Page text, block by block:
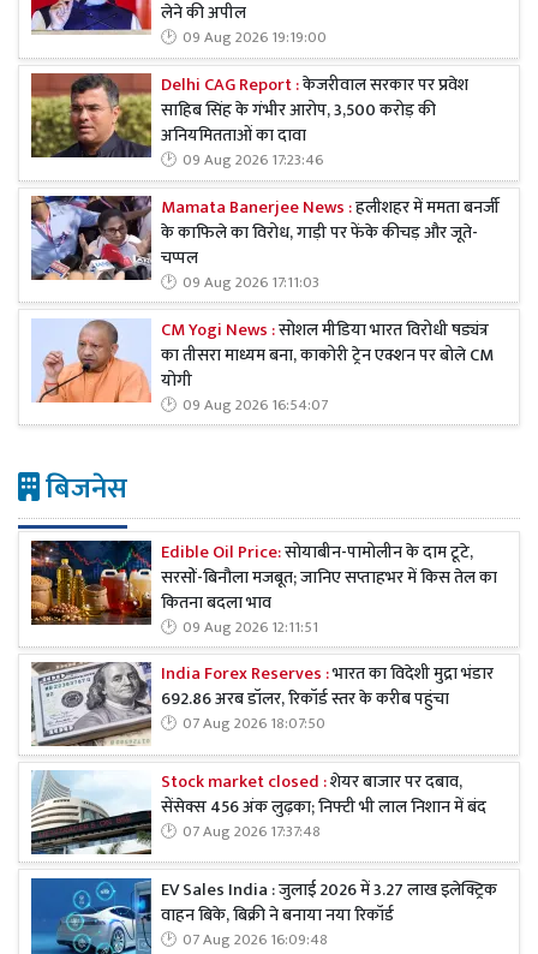
लेने की अपील
09 Aug 2026 19:19:00
Delhi CAG Report :केजरीवाल सरकार पर प्रवेश
साहिब सिंह के गंभीर आरोप, 3,500 करोड़ की
अनियमितताओं का दावा
09 Aug 2026 17:23:46
Mamata Banerjee News :हलीशहर में ममता बनर्जी
के काफिले का विरोध, गाड़ी पर फेंके कीचड़ और जूते-
चप्पल
09 Aug 2026 17:11:03
CM Yogi News :सोशल मीडिया भारत विरोधी षड्यंत्र
का तीसरा माध्यम बना, काकोरी ट्रेन एक्शन पर बोले CM
योगी
09 Aug 2026 16:54:07
बिजनेस
Edible Oil Price:सोयाबीन-पामोलीन के दाम टूटे,
सरसों-बिनौला मजबूत; जानिए सप्ताहभर में किस तेल का
कितना बदला भाव
09 Aug 2026 12:11:51
India Forex Reserves :भारत का विदेशी मुद्रा भंडार
692.86 अरब डॉलर, रिकॉर्ड स्तर के करीब पहुंचा
07 Aug 2026 18:07:50
Stock market closed :शेयर बाजार पर दबाव,
सेंसेक्स 456 अंक लुढ़का; निफ्टी भी लाल निशान में बंद
07 Aug 2026 17:37:48
EV Sales India : जुलाई 2026 में 3.27 लाख इलेक्ट्रिक
वाहन बिके, बिक्री ने बनाया नया रिकॉर्ड
07 Aug 2026 16:09:48